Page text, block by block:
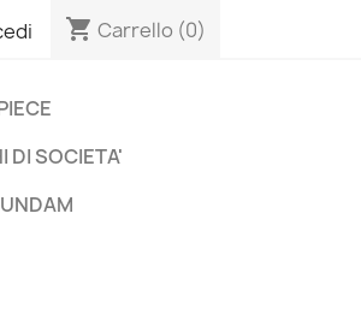
shopping_cart Carrello (0)
DI SOCIETA'